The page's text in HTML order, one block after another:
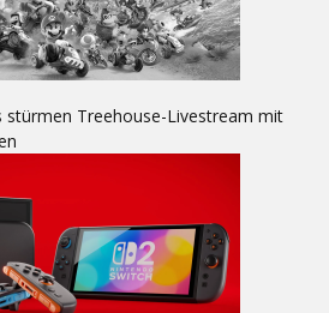
stürmen Treehouse-Livestream mit